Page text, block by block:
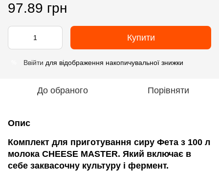
97.89 грн
Купити
Ввійти для відображення накопичувальної знижки
До обраного Порівняти
Опис
Комплект для приготування сиру Фета з 100 л
молока CHEESE MASTER. Який включає в
себе заквасочну культуру і фермент.